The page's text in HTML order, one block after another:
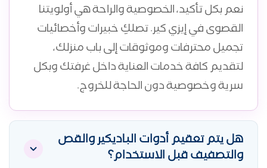
نعم بكل تأكيد، الخصوصية والراحة هي أولويتنا
القصوى في إيزي كير. تصلكِ خبيرات وأخصائيات
تجميل محترفات وموثوقات إلى باب منزلك،
لتقديم كافة خدمات العناية داخل غرفتك وبكل
سرية وخصوصية دون الحاجة للخروج.
هل يتم تعقيم أدوات الباديكير والقص
والتصفيف قبل الاستخدام؟